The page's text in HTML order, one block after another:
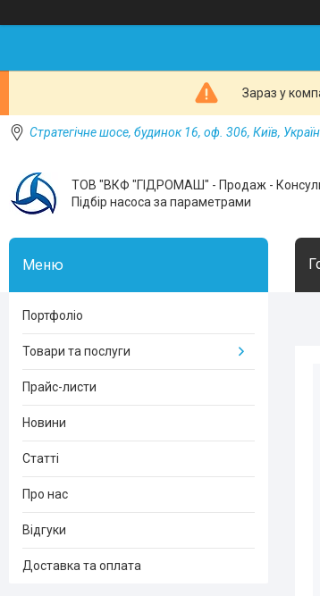
Зараз у
Стратегічне шосе, будинок 16, оф. 306, Київ,
ТОВ "ВКФ "ГІДРОМАШ" - Продаж -
Підбір насоса за параметрами
Портфоліо
Товари та послуги
Прайс-листи
Новини
Статті
Про нас
Відгуки
Доставка та оплата